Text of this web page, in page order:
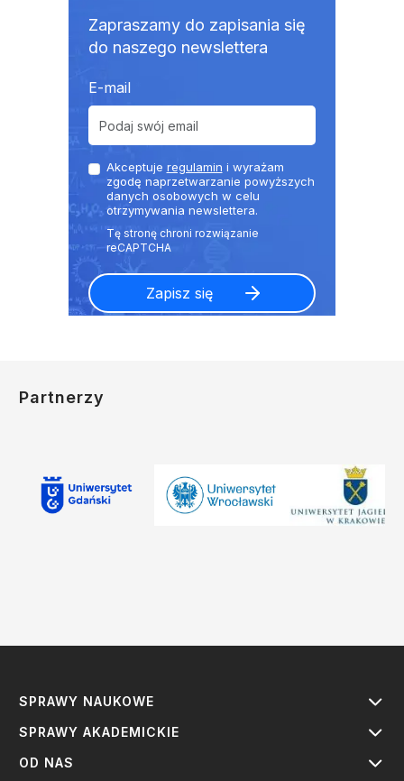
Zapraszamy do zapisania się
do naszego newslettera
E-mail
Akceptuje regulamin i wyrażam
zgodę naprzetwarzanie powyższych
danych osobowych w celu
otrzymywania newslettera.
Partnerzy
SPRAWY NAUKOWE
SPRAWY AKADEMICKIE
OD NAS